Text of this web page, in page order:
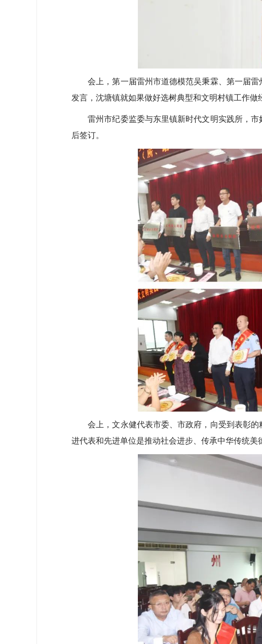
会上，第一届雷州市道德模范吴秉霖、第一届雷
发言，沈塘镇就如果做好选树典型和文明村镇工作做
雷州市纪委监委与东里镇新时代文明实践所，市
后签订。
会上，文永健代表市委、市政府，向受到表彰的
进代表和先进单位是推动社会进步、传承中华传统